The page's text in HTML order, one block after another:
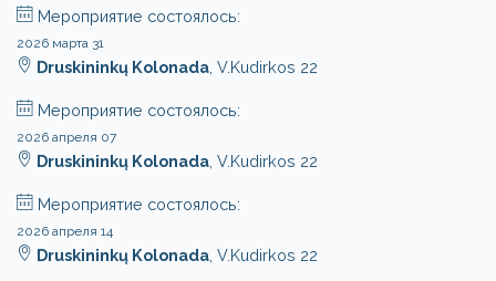
Мероприятие состоялось:
2026 марта 31
Druskininkų Kolonada , V.Kudirkos 22
Мероприятие состоялось:
2026 апреля 07
Druskininkų Kolonada , V.Kudirkos 22
Мероприятие состоялось:
2026 апреля 14
Druskininkų Kolonada , V.Kudirkos 22